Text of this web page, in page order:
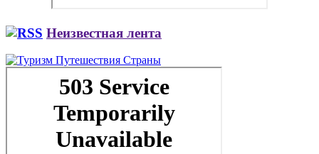
Неизвестная лента